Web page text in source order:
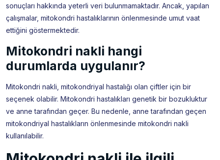
sonuçları hakkında yeterli veri bulunmamaktadır. Ancak, yapılan
çalışmalar, mitokondri hastalıklarının önlenmesinde umut vaat
ettiğini göstermektedir.
Mitokondri nakli hangi
durumlarda uygulanır?
Mitokondri nakli, mitokondriyal hastalığı olan çiftler için bir
seçenek olabilir. Mitokondri hastalıkları genetik bir bozukluktur
ve anne tarafından geçer. Bu nedenle, anne tarafından geçen
mitokondriyal hastalıkların önlenmesinde mitokondri nakli
kullanılabilir.